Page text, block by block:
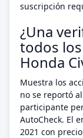
suscripción
¿Una
todos
Honda
Muestra los
no se reportó
participante
AutoCheck. El
2021 con